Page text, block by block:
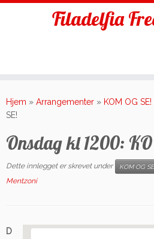
to
content
Filadelfia
Hjem » Arrangementer » KOM OG SE!
SE!
Onsdag kl 1200:
Dette innlegget er skrevet under KOM OG
Mentzoni
D